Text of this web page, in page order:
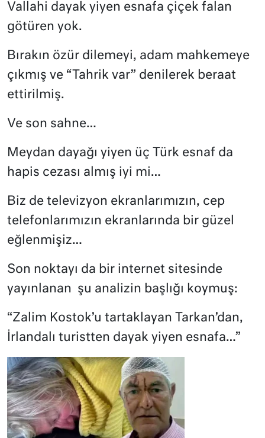
Vallahi dayak yiyen esnafa çiçek falan
götüren yok.
Bırakın özür dilemeyi, adam mahkemeye
çıkmış ve “Tahrik var” denilerek beraat
ettirilmiş.
Ve son sahne…
Meydan dayağı yiyen üç Türk esnaf da
hapis cezası almış iyi mi…
Biz de televizyon ekranlarımızın, cep
telefonlarımızın ekranlarında bir güzel
eğlenmişiz…
Son noktayı da bir internet sitesinde
yayınlanan şu analizin başlığı koymuş:
“Zalim Kostok’u tartaklayan Tarkan’dan,
İrlandalı turistten dayak yiyen esnafa…”